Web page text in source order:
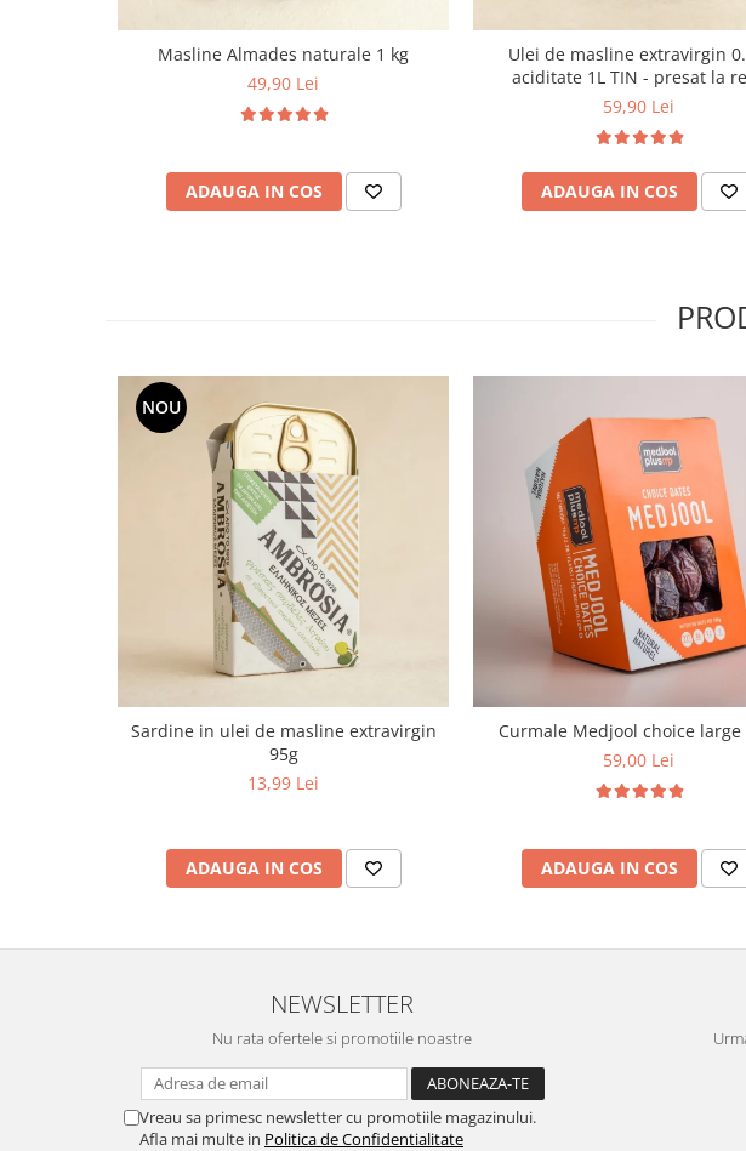
Masline Almades naturale 1 kg
49,90 Lei
ADAUGA IN COS
Ulei de masline extravirgin
aciditate 1L TIN - presat la
59,90 Lei
ADAUGA IN COS
NOU
Sardine in ulei de masline extravirgin
95g
13,99 Lei
ADAUGA IN COS
Curmale Medjool choice large
59,00 Lei
ADAUGA IN COS
NEWSLETTER
Nu rata ofertele si promotiile noastre
Vreau sa primesc newsletter cu promotiile magazinului.
Afla mai multe in Politica de Confidentialitate